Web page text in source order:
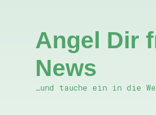
Angel Dir
News
…und tauche ein in die